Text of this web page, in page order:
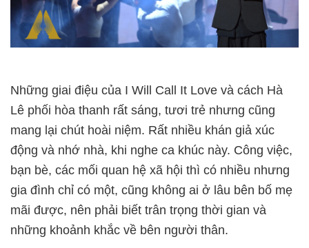
Những giai điệu của I Will Call It Love và cách Hà
Lê phối hòa thanh rất sáng, tươi trẻ nhưng cũng
mang lại chút hoài niệm. Rất nhiều khán giả xúc
động và nhớ nhà, khi nghe ca khúc này. Công việc,
bạn bè, các mối quan hệ xã hội thì có nhiều nhưng
gia đình chỉ có một, cũng không ai ở lâu bên bố mẹ
mãi được, nên phải biết trân trọng thời gian và
những khoảnh khắc về bên người thân.